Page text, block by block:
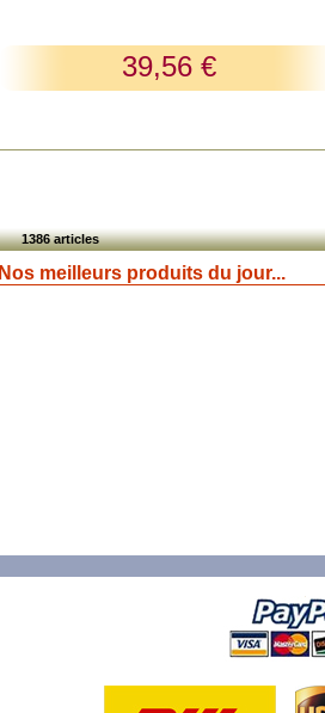
39,56 €
1386 articles
Nos meilleurs produits du jour...